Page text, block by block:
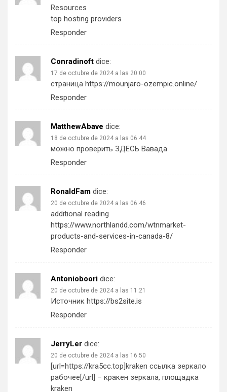
Resources
top hosting providers
Responder
Conradinoft dice:
17 de octubre de 2024 a las 20:00
страница https://mounjaro-ozempic.online/
Responder
MatthewAbave dice:
18 de octubre de 2024 a las 06:44
можно проверить ЗДЕСЬ Вавада
Responder
RonaldFam dice:
20 de octubre de 2024 a las 06:46
additional reading
https://www.northlandd.com/wtnmarket-
products-and-services-in-canada-8/
Responder
Antonioboori dice:
20 de octubre de 2024 a las 11:21
Источник https://bs2site.is
Responder
JerryLer dice:
20 de octubre de 2024 a las 16:50
[url=https://kra5cc.top]kraken ссылка зеркало
рабочее[/url] – кракен зеркала, площадка
kraken